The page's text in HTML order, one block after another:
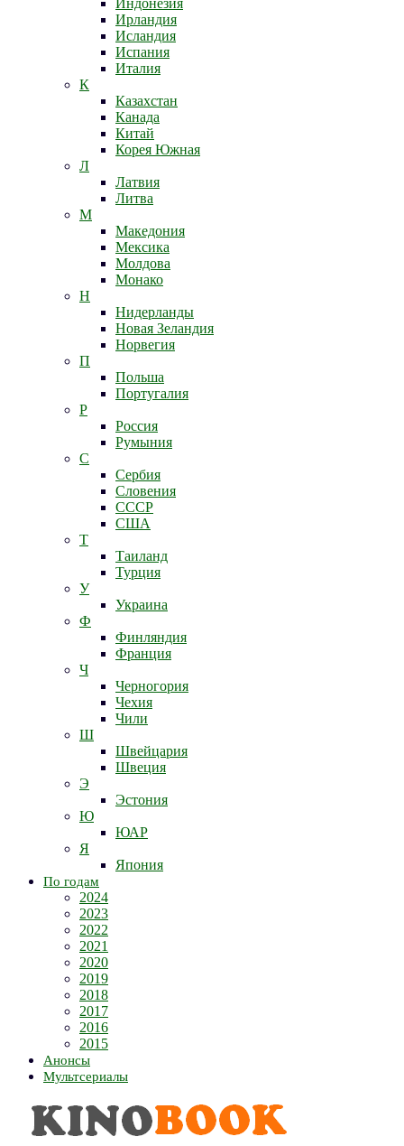
Индонезия
Ирландия
Исландия
Испания
Италия
К
Казахстан
Канада
Китай
Корея Южная
Л
Латвия
Литва
М
Македония
Мексика
Молдова
Монако
Н
Нидерланды
Новая Зеландия
Норвегия
П
Польша
Португалия
Р
Россия
Румыния
С
Сербия
Словения
СССР
США
Т
Таиланд
Турция
У
Украина
Ф
Финляндия
Франция
Ч
Черногория
Чехия
Чили
Ш
Швейцария
Швеция
Э
Эстония
Ю
ЮАР
Я
Япония
По годам
2024
2023
2022
2021
2020
2019
2018
2017
2016
2015
Анонсы
Мультсериалы